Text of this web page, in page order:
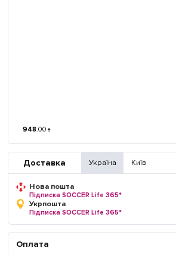
948.00 ₴
Доставка Україна Київ
Нова пошта
Підписка SOCCER Life 365*
Укрпошта
Підписка SOCCER Life 365*
Оплата